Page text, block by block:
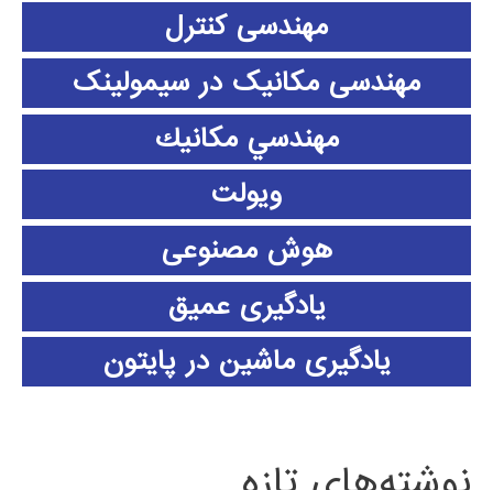
مهندسی کنترل
مهندسی مکانیک در سیمولینک
مهندسي مكانيك
ویولت
هوش مصنوعی
یادگیری عمیق
یادگیری ماشین در پایتون